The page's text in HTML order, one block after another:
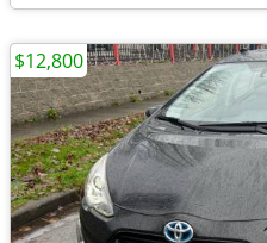
$12,800